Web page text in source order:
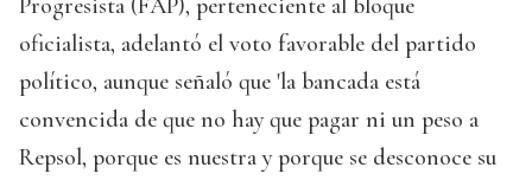
Progresista (FAP), perteneciente al bloque
oficialista, adelantó el voto favorable del partido
político, aunque señaló que 'la bancada está
convencida de que no hay que pagar ni un peso a
Repsol, porque es nuestra y porque se desconoce su